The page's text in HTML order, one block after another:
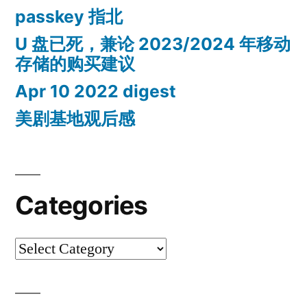
passkey 指北
U 盘已死，兼论 2023/2024 年移动
存储的购买建议
Apr 10 2022 digest
美剧基地观后感
Categories
Categories